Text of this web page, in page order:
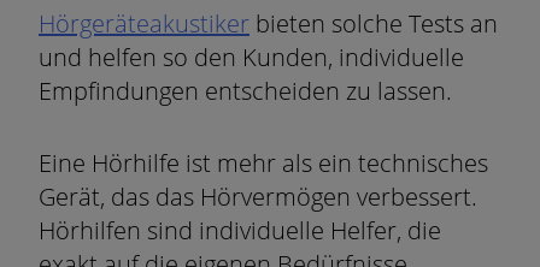
Hörgeräteakustiker bieten solche Tests an
und helfen so den Kunden, individuelle
Empfindungen entscheiden zu lassen.
Eine Hörhilfe ist mehr als ein technisches
Gerät, das das Hörvermögen verbessert.
Hörhilfen sind individuelle Helfer, die